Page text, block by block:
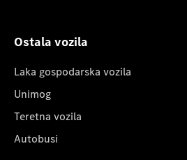
Ostala vozila
Laka gospodarska vozila
Unimog
Teretna vozila
Autobusi